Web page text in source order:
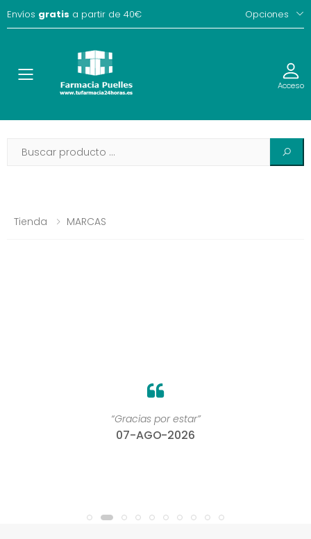
Envíos gratis a partir de 40€ Opciones
Toggle Acceso
Tienda MARCAS
“Gracias por estar”
07-AGO-2026